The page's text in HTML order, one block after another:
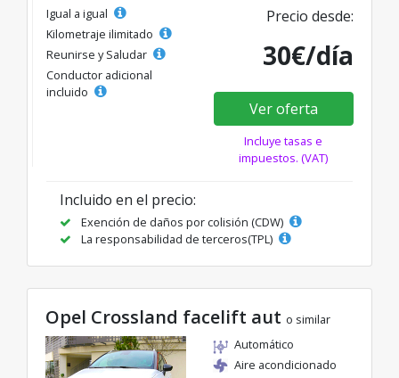
Igual a igual
Kilometraje ilimitado
Reunirse y Saludar
Conductor adicional
incluido
Precio desde:
30€/día
Ver oferta
Incluye tasas e
impuestos. (VAT)
Incluido en el precio:
Exención de daños por colisión (CDW)
La responsabilidad de terceros(TPL)
Opel Crossland facelift aut o similar
Automático
Aire acondicionado